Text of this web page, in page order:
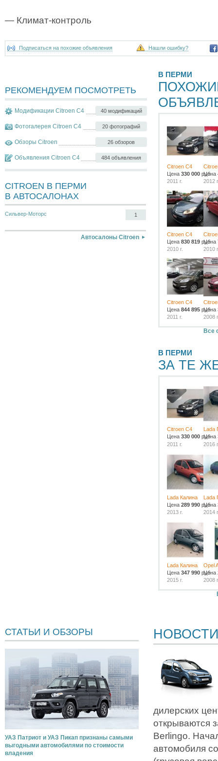
— Климат-контроль
Подписаться на похожие объявления Нашли ошибку?
РЕКОМЕНДУЕМ ПОСМОТРЕТЬ
40 модификаций
Модификации Citroen C4
20 фотографий
Фотогалерея Citroen C4
26 обзоров
Обзоры Citroen
484 объявления
Объявления Citroen C4
CITROEN В ПЕРМИ
В АВТОСАЛОНАХ
Сильвер-Моторс 1
Автосалоны Citroen
В ПЕРМИ
Citroen C4
Цена 330 000 руб.
2011 г.
Цена
2012
Citroen C4
Цена 830 819 руб.
2010 г.
Цена
2010
Citroen C4
Цена 844 895 руб.
2011 г.
Цена
2008
Все
В ПЕРМИ
ЗА ТЕ
Citroen C4
Цена 330 000 руб.
2011 г.
Lada
Цена
2016
Lada Калина
Цена 289 990 руб.
2013 г.
Lada
Цена
2014
Lada Калина
Цена 347 990 руб.
2015 г.
Opel
Цена
2008
СТАТЬИ И ОБЗОРЫ
УАЗ Патриот и УАЗ Пикап признаны самыми
выгодными автомобилями по стоимости
владения
НОВОСТИ
дилерских
открываются
Berlingo.
автомобиля